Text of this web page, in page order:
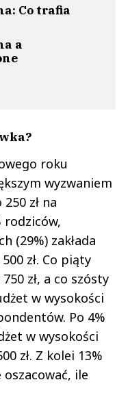
Co trafia
a
roku
wyzwaniem
zł na
rodziców,
(29%) zakłada
zł. Co piąty
zł, a co szósty
w wysokości
Po 4%
w wysokości
zł. Z kolei 13%
ile